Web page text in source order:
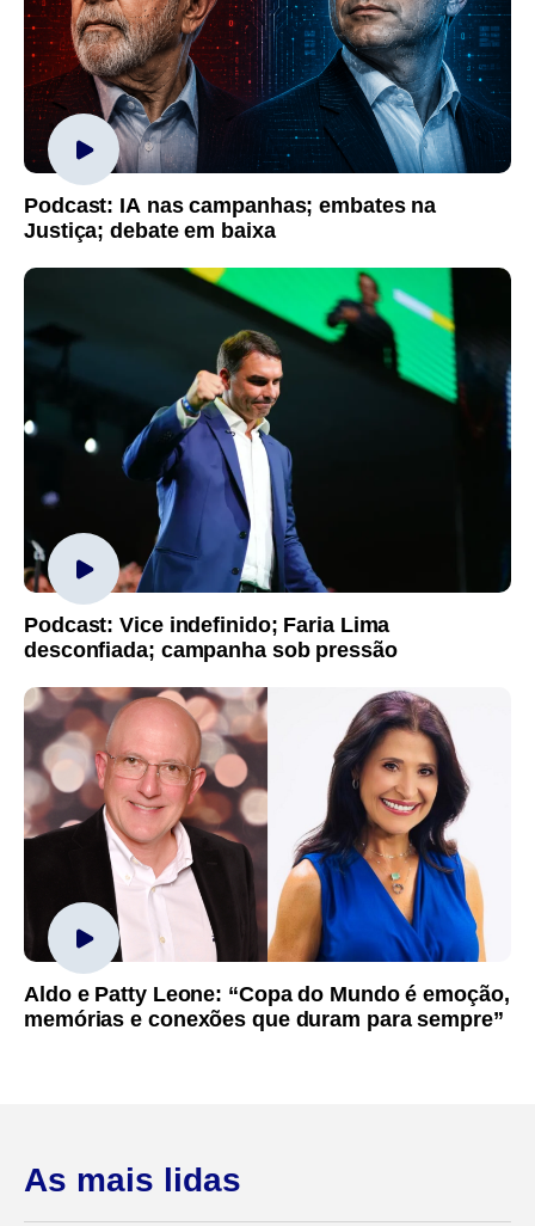
Podcast: IA nas campanhas; embates na
Justiça; debate em baixa
Podcast: Vice indefinido; Faria Lima
desconfiada; campanha sob pressão
Aldo e Patty Leone: “Copa do Mundo é emoção,
memórias e conexões que duram para sempre”
As mais lidas